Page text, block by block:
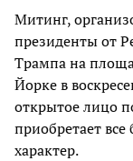
Митинг,
президенты от
Трампа на
Йорке в
открытое лицо
приобретает
характер.